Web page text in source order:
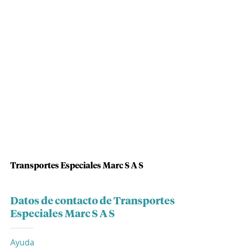
Transportes Especiales Marc S A S
Datos de contacto de Transportes
Especiales Marc S A S
Ayuda